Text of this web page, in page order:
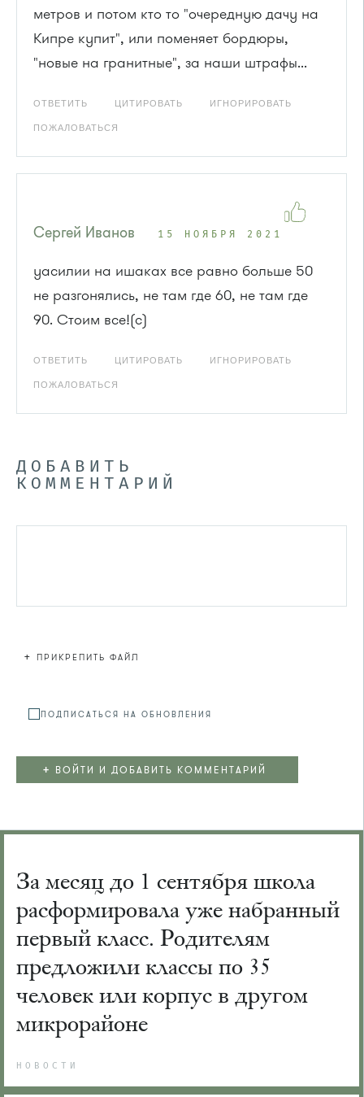
метров и потом кто то "очередную дачу на
Кипре купит", или поменяет бордюры,
"новые на гранитные", за наши штрафы...
ОТВЕТИТЬ ЦИТИРОВАТЬ ИГНОРИРОВАТЬ
ПОЖАЛОВАТЬСЯ
Сергей Иванов 15 НОЯБРЯ 2021
уасилии на ишаках все равно больше 50
не разгонялись, не там где 60, не там где
90. Стоим все!(с)
ОТВЕТИТЬ ЦИТИРОВАТЬ ИГНОРИРОВАТЬ
ПОЖАЛОВАТЬСЯ
ДОБАВИТЬ
КОММЕНТАРИЙ
+ ПРИКРЕПИТЬ ФАЙЛ
ПОДПИСАТЬСЯ НА ОБНОВЛЕНИЯ
+ ВОЙТИ И ДОБАВИТЬ КОММЕНТАРИЙ
За месяц до 1 сентября школа
расформировала уже набранный
первый класс. Родителям
предложили классы по 35
человек или корпус в другом
микрорайоне
НОВОСТИ